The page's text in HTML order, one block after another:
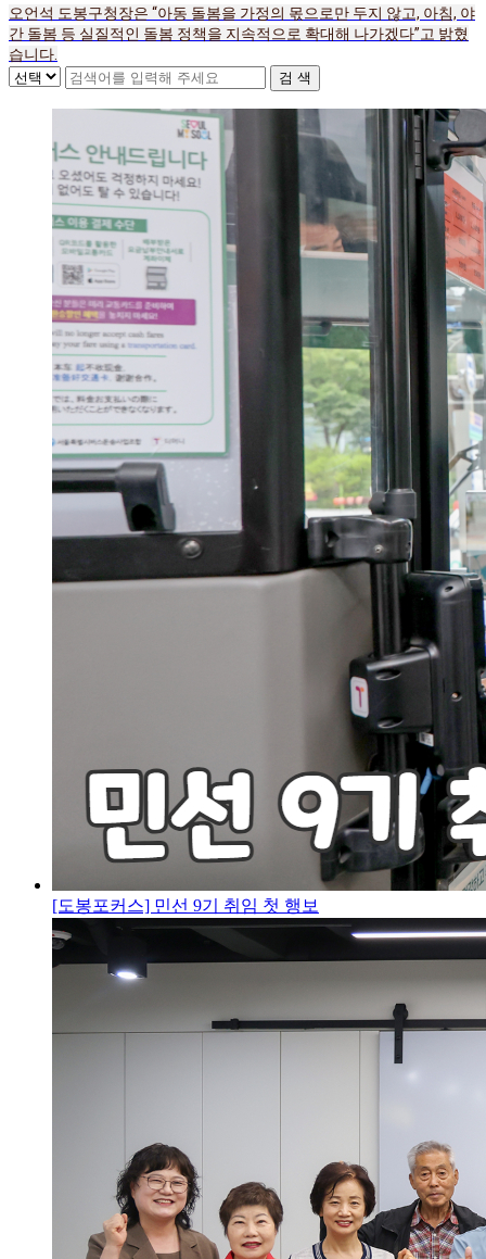
오언석 도봉구청장은 “아동 돌봄을 가정의 몫으로만 두지 않고, 아침, 야
간 돌봄 등 실질적인 돌봄 정책을 지속적으로 확대해 나가겠다”고 밝혔
습니다.
[도봉포커스] 민선 9기 취임 첫 행보